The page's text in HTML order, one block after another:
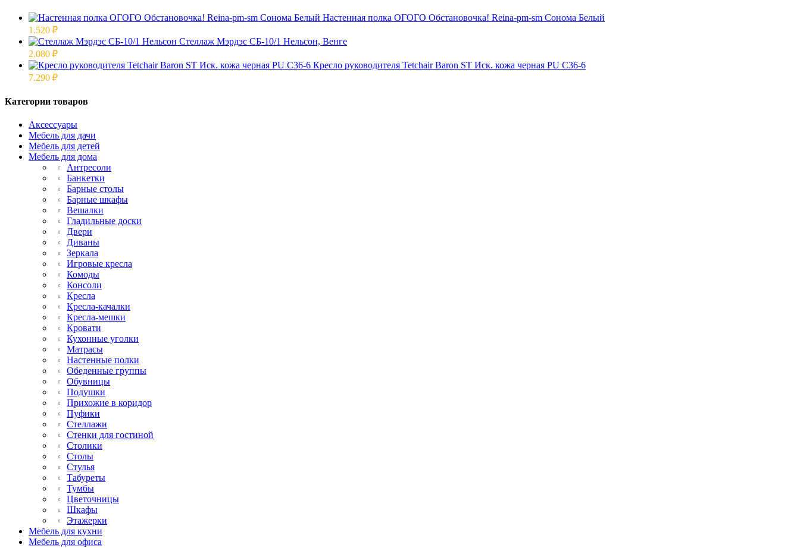
Настенная полка ОГОГО Обстановочка! Reina-pm-sm Сонома Белый
1.520 ₽
Стеллаж Мэрдэс СБ-10/1 Нельсон, Венге
2.080 ₽
Кресло руководителя Tetchair Baron ST Иск. кожа черная PU C36-6
7.290 ₽
Категории товаров
Аксессуары
Мебель для дачи
Мебель для детей
Мебель для дома
Антресоли
Банкетки
Барные столы
Барные шкафы
Вешалки
Гладильные доски
Двери
Диваны
Зеркала
Игровые кресла
Комоды
Консоли
Кресла
Кресла-качалки
Кресла-мешки
Кровати
Кухонные уголки
Матрасы
Настенные полки
Обеденные группы
Обувницы
Подушки
Прихожие в коридор
Пуфики
Стеллажи
Стенки для гостиной
Столики
Столы
Стулья
Табуреты
Тумбы
Цветочницы
Шкафы
Этажерки
Мебель для кухни
Мебель для офиса